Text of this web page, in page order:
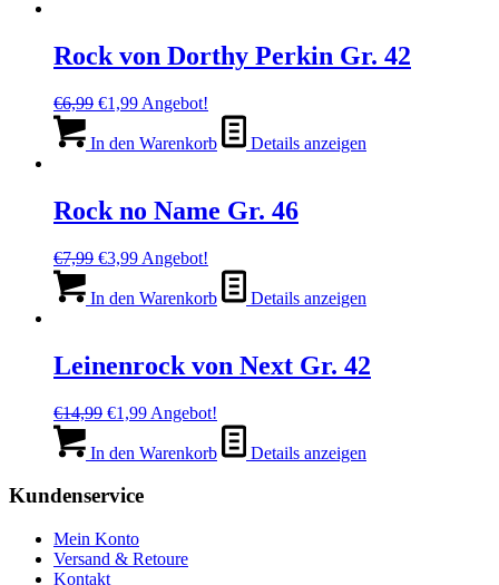
Rock von Dorthy Perkin Gr. 42
€6,99 Ursprünglicher
war:
€1,99Aktueller
ist:
Angebot!
In den Warenkorb Details anzeigen
Rock no Name Gr. 46
€7,99 Ursprünglicher
war:
€3,99Aktueller
ist:
Angebot!
In den Warenkorb Details anzeigen
Leinenrock von Next Gr. 42
€14,99 Ursprünglicher
war:
€1,99Aktueller
ist:
Angebot!
In den Warenkorb Details anzeigen
Kundenservice
Mein Konto
Versand & Retoure
Kontakt